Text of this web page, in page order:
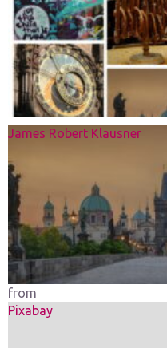
James Robert Klausner
from
Pixabay